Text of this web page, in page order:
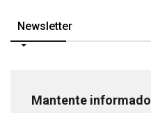
Newsletter
Mantente informado